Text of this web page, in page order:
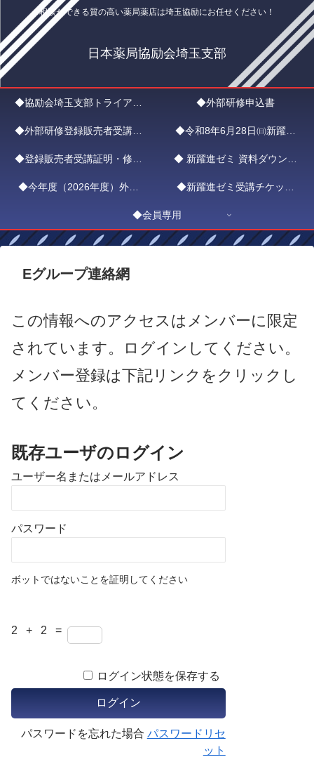
相談ができる質の高い薬局薬店は埼玉協励にお任せください！
日本薬局協励会埼玉支部
◆協励会埼玉支部トライアル
入会申込
◆外部研修申込書
◆外部研修登録販売者受講証
明書申請フォーム
◆令和8年6月28日㈰新躍進
ゼミ ZOOMエントリー
◆登録販売者受講証明・修了
証ダウンロード
◆ 新躍進ゼミ 資料ダウンロ
ード
◆今年度（2026年度）外部 ◆新躍進ゼミ受講チケット
（1,000円）
◆会員専用
Eグループ連絡網
この情報へのアクセスはメンバーに限定
されています。ログインしてください。
メンバー登録は下記リンクをクリックし
てください。
既存ユーザのログイン
ユーザー名またはメールアドレス
パスワード
ボットではないことを証明してください
2 + 2 =
ログイン状態を保存する
パスワードを忘れた場合 パスワードリセ
ット